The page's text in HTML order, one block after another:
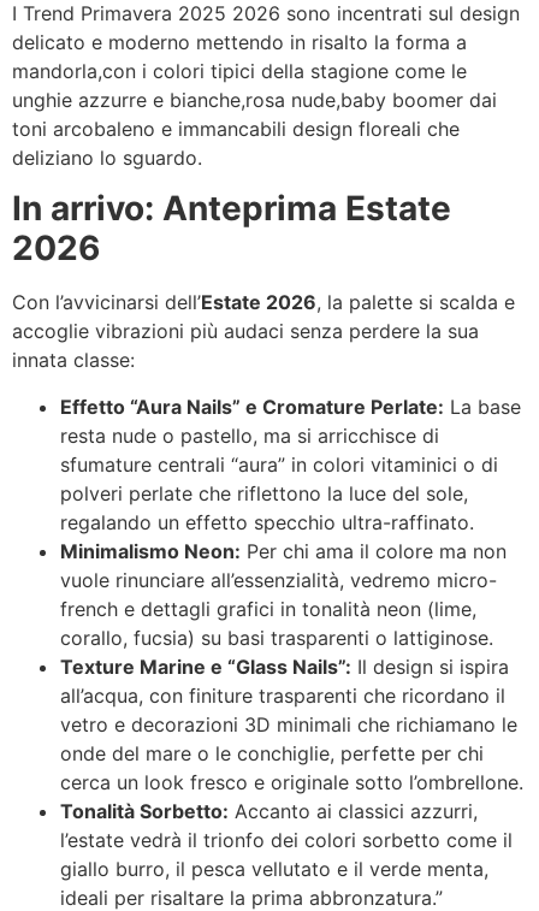
I Trend Primavera 2025 2026 sono incentrati sul design
delicato e moderno mettendo in risalto la forma a
mandorla,con i colori tipici della stagione come le
unghie azzurre e bianche,rosa nude,baby boomer dai
toni arcobaleno e immancabili design floreali che
deliziano lo sguardo.
In arrivo: Anteprima Estate
2026
Con l’avvicinarsi dell’Estate 2026, la palette si scalda e
accoglie vibrazioni più audaci senza perdere la sua
innata classe:
Effetto “Aura Nails” e Cromature Perlate: La base
resta nude o pastello, ma si arricchisce di
sfumature centrali “aura” in colori vitaminici o di
polveri perlate che riflettono la luce del sole,
regalando un effetto specchio ultra-raffinato.
Minimalismo Neon: Per chi ama il colore ma non
vuole rinunciare all’essenzialità, vedremo micro-
french e dettagli grafici in tonalità neon (lime,
corallo, fucsia) su basi trasparenti o lattiginose.
Texture Marine e “Glass Nails”: Il design si ispira
all’acqua, con finiture trasparenti che ricordano il
vetro e decorazioni 3D minimali che richiamano le
onde del mare o le conchiglie, perfette per chi
cerca un look fresco e originale sotto l’ombrellone.
Tonalità Sorbetto: Accanto ai classici azzurri,
l’estate vedrà il trionfo dei colori sorbetto come il
giallo burro, il pesca vellutato e il verde menta,
ideali per risaltare la prima abbronzatura.”